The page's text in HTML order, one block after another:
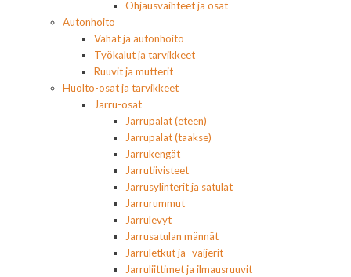
Ohjausvaihteet ja osat
Autonhoito
Vahat ja autonhoito
Työkalut ja tarvikkeet
Ruuvit ja mutterit
Huolto-osat ja tarvikkeet
Jarru-osat
Jarrupalat (eteen)
Jarrupalat (taakse)
Jarrukengät
Jarrutiivisteet
Jarrusylinterit ja satulat
Jarrurummut
Jarrulevyt
Jarrusatulan männät
Jarruletkut ja -vaijerit
Jarruliittimet ja ilmausruuvit